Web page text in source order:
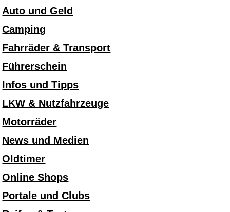
Auto und Geld
Camping
Fahrräder & Transport
Führerschein
Infos und Tipps
LKW & Nutzfahrzeuge
Motorräder
News und Medien
Oldtimer
Online Shops
Portale und Clubs